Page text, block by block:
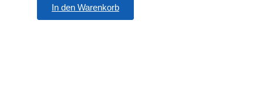
In den Warenkorb